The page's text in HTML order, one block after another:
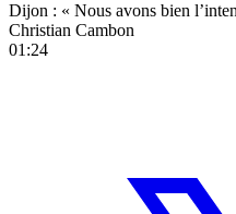
Dijon : « Nous avons bien
Christian Cambon
01:24